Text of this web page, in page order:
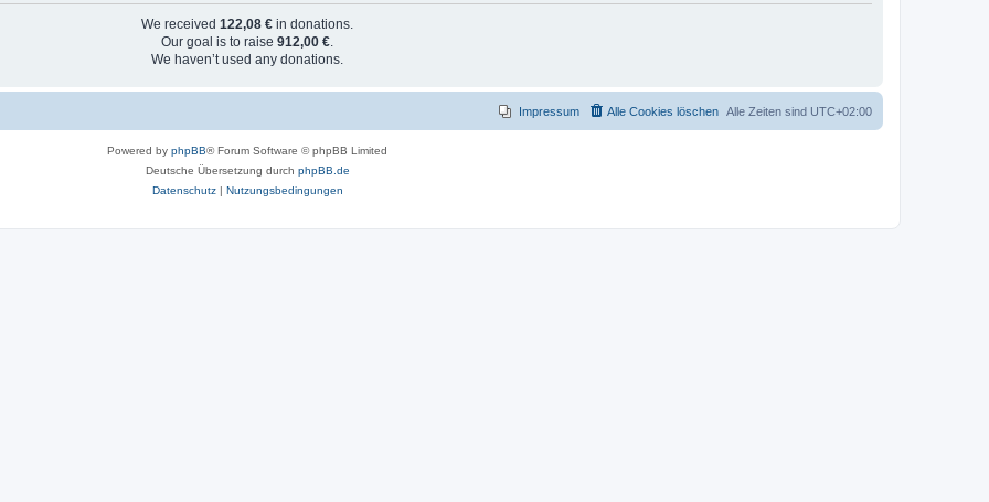
We received 122,08 € in donations.
Our goal is to raise 912,00 €.
We haven’t used any donations.
Alle Zeiten sind UTC+02:00
Alle Cookies löschen
Impressum
Powered by phpBB® Forum Software © phpBB Limited
Deutsche Übersetzung durch phpBB.de
Datenschutz| Nutzungsbedingungen